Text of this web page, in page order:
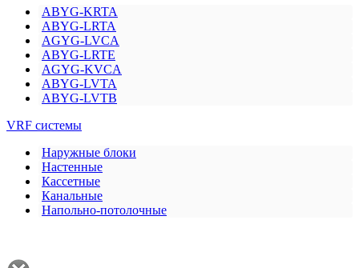
ABYG-KRTA
ABYG-LRTA
AGYG-LVCA
ABYG-LRTE
AGYG-KVCA
ABYG-LVTA
ABYG-LVTB
VRF системы
Наружные блоки
Настенные
Кассетные
Канальные
Напольно-потолочные